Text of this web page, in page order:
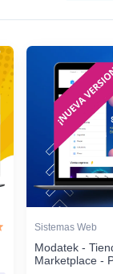
Sistemas Web
Modatek -
Marketplace -